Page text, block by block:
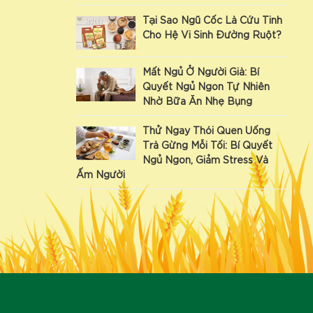
Tại Sao Ngũ Cốc Là Cứu Tinh
Cho Hệ Vi Sinh Đường Ruột?
Mất Ngủ Ở Người Già: Bí
Quyết Ngủ Ngon Tự Nhiên
Nhờ Bữa Ăn Nhẹ Bụng
Thử Ngay Thói Quen Uống
Trà Gừng Mỗi Tối: Bí Quyết
Ngủ Ngon, Giảm Stress Và
Ấm Người